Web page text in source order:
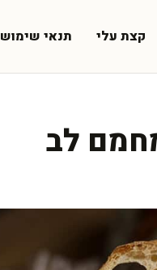
קצת עלי תנאי שימוש
לב